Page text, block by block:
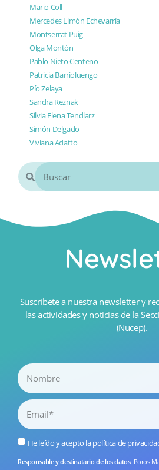
Mario Coll
Mercedes Limón Echevarría
Montserrat Puig
Olga Montón
Pablo Nieto Centeno
Patricia Barrioluengo
Pío Zelaya
Sandra Reznak
Silvia Elena Tendlarz
Simón Delgado
Viviana Adatto
Suscríbete a nuestra newsletter y
las actividades y noticias de la
(Nucep).
He leído y acepto lapolítica de
Responsable y destinatario de los datos: Poros